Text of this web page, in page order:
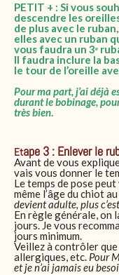
PETIT + : Si vous
descendre les
de plus avec le
elles avec un ruban
vous faudra un 3ᵉ
Il faudra inclure la
le tour de l’oreille
Pour ma part, j’ai déjà
durant le bobinage,
très bien.
Etape 3 : Enlever le
Avant de vous
vais vous donner le
Le temps de pose
même l’âge du chiot
devient adulte, plus
En règle générale, on
jours. Je vous
jours minimum.
Veillez à contrôler
allergiques, etc. Pour
et je n’ai jamais eu